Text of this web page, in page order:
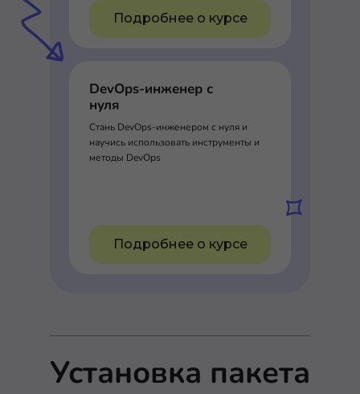
Подробнее о курсе
DevOps-инженер с
нуля
Стань DevOps-инженером с нуля и
научись использовать инструменты и
методы DevOps
Подробнее о курсе
Установка пакета